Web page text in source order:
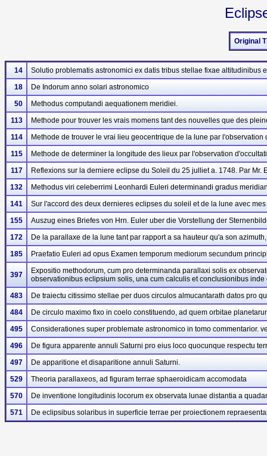
Original
14
Solutio problematis astronomici ex datis tribus stellae fixae
18
De Indorum anno solari astronomico
50
Methodus computandi aequationem meridiei.
113
Methode pour trouver les vrais momens tant des nouvelles que des
114
Methode de trouver le vrai lieu geocentrique de la lune par
115
Methode de determiner la longitude des lieux par l'observation
117
Reflexions sur la derniere eclipse du Soleil du 25 julliet a. 1748. Par Mr.
132
Methodus viri celeberrimi Leonhardi Euleri determinandi gradus
141
Sur l'accord des deux dernieres eclipses du soleil et de la lune avec
155
Auszug eines Briefes von Hrn. Euler uber die Vorstellung der
172
De la parallaxe de la lune tant par rapport a sa hauteur qu'a son
185
Praefatio Euleri ad opus Examen temporum mediorum secundum
397
Expositio methodorum, cum pro determinanda parallaxi solis ex
observationibus eclipsium solis, una cum calculis et conclusionibus inde
483
De traiectu citissimo stellae per duos circulos almucantarath datos pro
484
De circulo maximo fixo in coelo constituendo, ad quem orbitae
495
Considerationes super problemate astronomico in tomo commentarior.
496
De figura apparente annuli Saturni pro eius loco quocunque respectu
497
De apparitione et disaparitione annuli Saturni.
529
Theoria parallaxeos, ad figuram terrae sphaeroidicam accomodata
570
De inventione longitudinis locorum ex observata lunae distantia a
571
De eclipsibus solaribus in superficie terrae per proiectionem